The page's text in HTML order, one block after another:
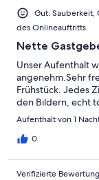
Gut: Sauberkeit,
des Onlineauftritts
Nette
Unser Aufenthalt
angenehm.Sehr
Frühstück. Jedes
den Bildern, echt
Aufenthalt von 1
0
Verifizierte Bewertung